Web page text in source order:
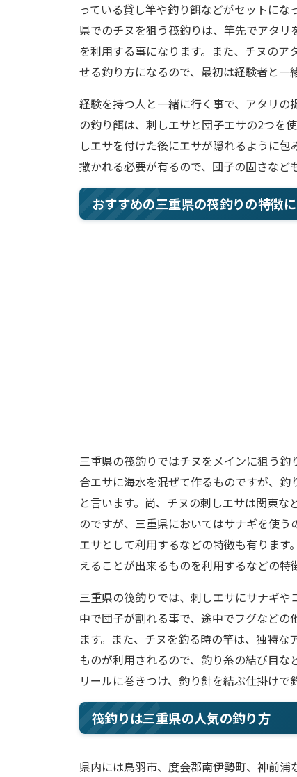
っている貸し竿や釣り餌などがセットに
県でのチヌを狙う筏釣りは、竿先でアタ
を利用する事になります。また、チヌの
せる釣り方になるので、最初は経験者と一
経験を持つ人と一緒に行く事で、アタリ
の釣り餌は、刺しエサと団子エサの2つを
しエサを付けた後にエサが隠れるように
撒かれる必要が有るので、団子の固さなど
おすすめの三重県の筏釣りの特徴
三重県の筏釣りではチヌをメインに狙う
合エサに海水を混ぜて作るものですが、
と言います。尚、チヌの刺しエサは関東
のですが、三重県においてはサナギを使
エサとして利用するなどの特徴も有りま
えることが出来るものを利用するなどの特
三重県の筏釣りでは、刺しエサにサナギ
中で団子が割れる事で、途中でフグなど
ます。また、チヌを釣る時の竿は、独特
ものが利用されるので、釣り糸の結び目
リールに巻きつけ、釣り針を結ぶ仕掛けで
筏釣りは三重県の人気の釣り方
県内には鳥羽市、度会郡南伊勢町、神前浦